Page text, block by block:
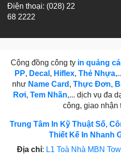
Điện thoại: (028) 22
68 2222
Cộng đồng công ty in quảng
PP, Decal , Hiflex, Thẻ Nhựa
như Name Card , Thực Đơn,
Rơi, Tem Nhãn,... dịch vụ đa
công, giao nhận
Trung Tâm In Kỹ Thuật Số,
Thiết Kế In Nhanh
Địa chỉ: L1 Toà Nhà MBN